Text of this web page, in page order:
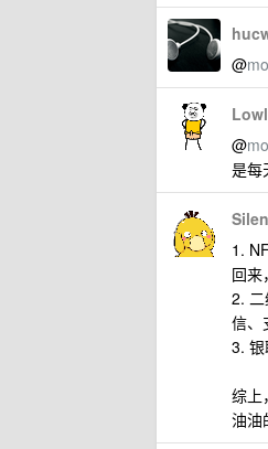
@
@
是每
1.
回来
2.
信、
3. 银
综上
油油